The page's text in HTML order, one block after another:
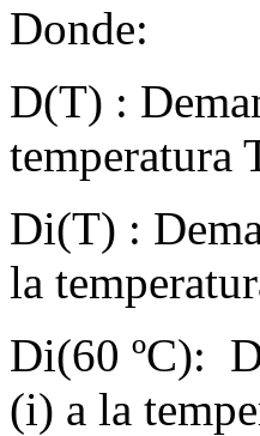
Donde:
D(T) :
temperatura
Di(T) :
la
Di(60 ºC):
(i) a la